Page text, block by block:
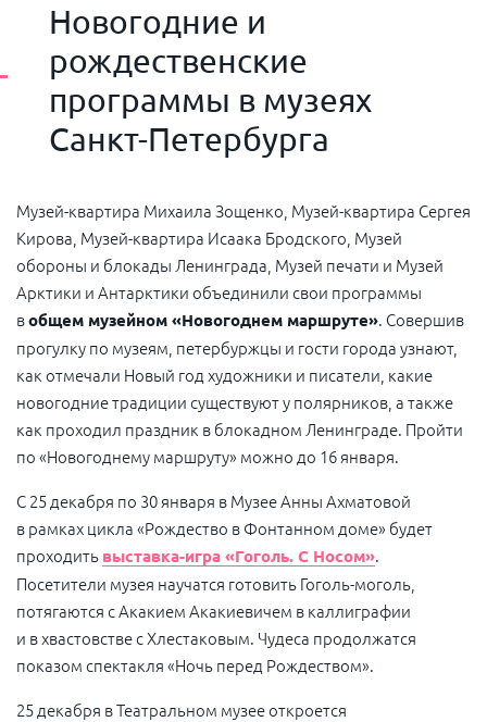
Новогодние и
рождественские
программы в музеях
Санкт-Петербурга
Музей-квартира Михаила Зощенко, Музей-квартира Сергея
Кирова, Музей-квартира Исаака Бродского, Музей
обороны и блокады Ленинграда, Музей печати и Музей
Арктики и Антарктики объединили свои программы
вобщем музейном «Новогоднем маршруте». Совершив
прогулку по музеям, петербуржцы и гости города узнают,
как отмечали Новый год художники и писатели, какие
новогодние традиции существуют у полярников, а также
как проходил праздник в блокадном Ленинграде. Пройти
по «Новогоднему маршруту» можно до 16 января.
С 25 декабря по 30 января в Музее Анны Ахматовой
в рамках цикла «Рождество в Фонтанном доме» будет
проходить выставка-игра «Гоголь. С Носом».
Посетители музея научатся готовить Гоголь-моголь,
потягаются с Акакием Акакиевичем в каллиграфии
и в хвастовстве с Хлестаковым. Чудеса продолжатся
показом спектакля «Ночь перед Рождеством».
25 декабря в Театральном музее откроется